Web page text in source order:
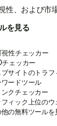
性、および
を見る
性チェッカー
チェッカー
ブサイトのトラ
ワードツール
クチェッカー
フィック上位の
他の無料ツールを